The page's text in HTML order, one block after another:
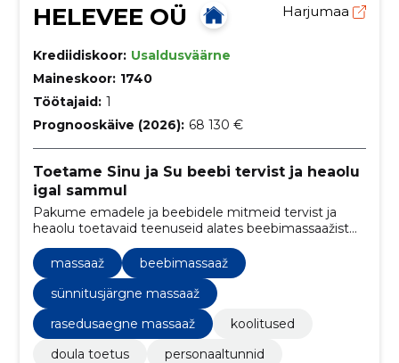
HELEVEE OÜ Harjumaa
Krediidiskoor: Usaldusväärne
Maineskoor: 1740
Töötajaid: 1
Prognooskäive (2026): 68 130 €
Toetame Sinu ja Su beebi tervist ja heaolu
igal sammul
Pakume emadele ja beebidele mitmeid tervist ja
heaolu toetavaid teenuseid alates beebimassaažist
pakkuda imelisi hetki, mis tõstavad emotsionaalset
heaolu ning arendavad beebide liikumisoskusi
massaaž
beebimassaaž
sünnitusjärgne massaaž
rasedusaegne massaaž
koolitused
doula toetus
personaaltunnid